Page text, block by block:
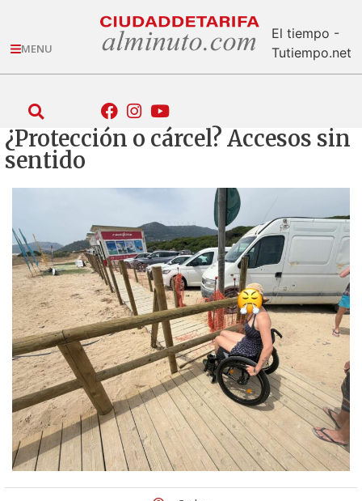
MENU
El tiempo -
Tutiempo.net
¿Protección o cárcel? Accesos sin
sentido